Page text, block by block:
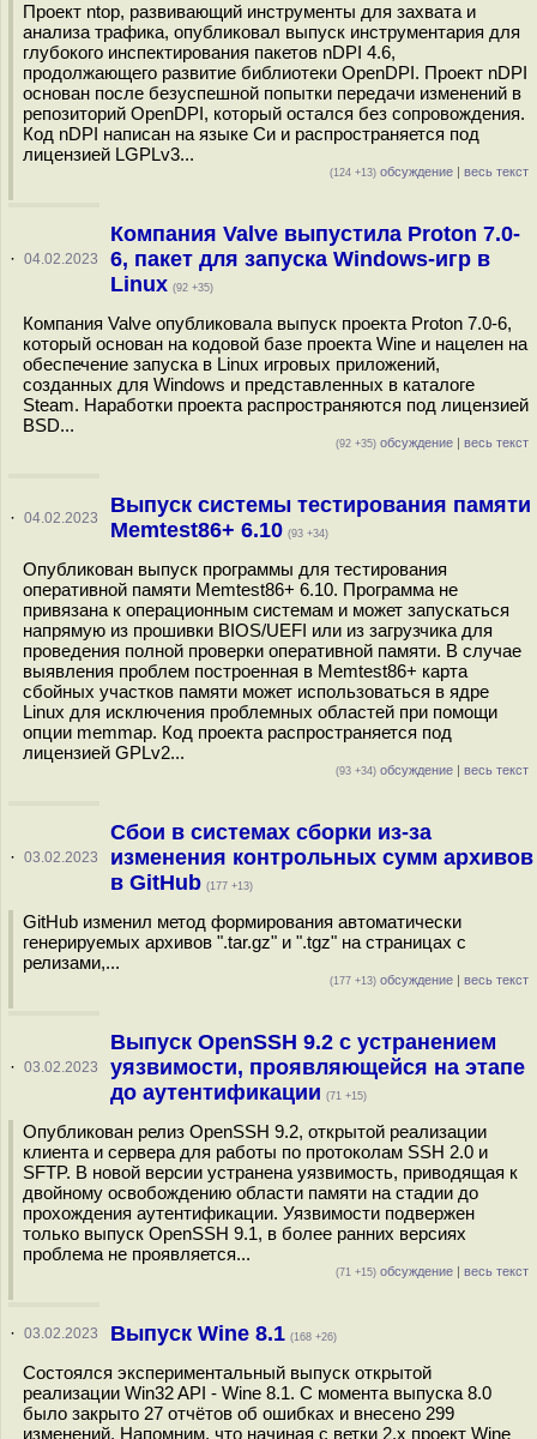
Проект ntop, развивающий инструменты для захвата и
анализа трафика, опубликовал выпуск инструментария для
глубокого инспектирования пакетов nDPI 4.6,
продолжающего развитие библиотеки OpenDPI. Проект nDPI
основан после безуспешной попытки передачи изменений в
репозиторий OpenDPI, который остался без сопровождения.
Код nDPI написан на языке Си и распространяется под
лицензией LGPLv3...
(124 +13) обсуждение | весь текст
· 04.02.2023
Компания Valve выпустила Proton 7.0-
6, пакет для запуска Windows-игр в
Linux (92 +35)
Компания Valve опубликовала выпуск проекта Proton 7.0-6,
который основан на кодовой базе проекта Wine и нацелен на
обеспечение запуска в Linux игровых приложений,
созданных для Windows и представленных в каталоге
Steam. Наработки проекта распространяются под лицензией
BSD...
(92 +35) обсуждение | весь текст
· 04.02.2023
Выпуск системы тестирования памяти
Memtest86+ 6.10 (93 +34)
Опубликован выпуск программы для тестирования
оперативной памяти Memtest86+ 6.10. Программа не
привязана к операционным системам и может запускаться
напрямую из прошивки BIOS/UEFI или из загрузчика для
проведения полной проверки оперативной памяти. В случае
выявления проблем построенная в Memtest86+ карта
сбойных участков памяти может использоваться в ядре
Linux для исключения проблемных областей при помощи
опции memmap. Код проекта распространяется под
лицензией GPLv2...
(93 +34) обсуждение | весь текст
· 03.02.2023
Сбои в системах сборки из-за
изменения контрольных сумм архивов
в GitHub (177 +13)
GitHub изменил метод формирования автоматически
генерируемых архивов ".tar.gz" и ".tgz" на страницах с
релизами,...
(177 +13) обсуждение | весь текст
· 03.02.2023
Выпуск OpenSSH 9.2 с устранением
уязвимости, проявляющейся на этапе
до аутентификации (71 +15)
Опубликован релиз OpenSSH 9.2, открытой реализации
клиента и сервера для работы по протоколам SSH 2.0 и
SFTP. В новой версии устранена уязвимость, приводящая к
двойному освобождению области памяти на стадии до
прохождения аутентификации. Уязвимости подвержен
только выпуск OpenSSH 9.1, в более ранних версиях
проблема не проявляется...
(71 +15) обсуждение | весь текст
· 03.02.2023 Выпуск Wine 8.1 (168 +26)
Состоялся экспериментальный выпуск открытой
реализации Win32 API - Wine 8.1. С момента выпуска 8.0
было закрыто 27 отчётов об ошибках и внесено 299
изменений. Напомним, что начиная с ветки 2.x проект Wine